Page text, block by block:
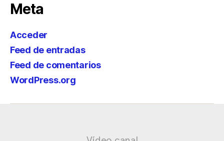
Meta
Acceder
Feed de entradas
Feed de comentarios
WordPress.org